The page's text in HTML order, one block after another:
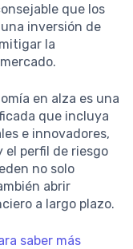
que los
inversión de
la
en alza es una
que incluya
e innovadores,
el perfil de riesgo
no solo
abrir
a largo plazo.
saber más